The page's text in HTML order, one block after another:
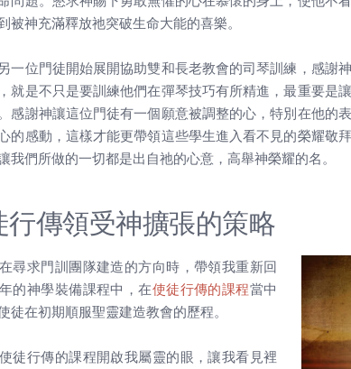
被神充滿釋放祂突破生命大能的喜樂。
一位門徒開始展開協助雙和長老教會的司琴訓練，感謝
就是不只是要訓練他們在彈琴技巧有所精進，最重要是
感謝神讓這位門徒有一個願意被調整的心，特別在他的
的感動，這樣才能更帶領這些學生進入看不見的榮耀敬
我們所做的一切都是出自祂的心意，高舉神榮耀的名。
行傳領受神擴張的策略
尋求門訓團隊建造的方向時，帶領我重新回
的神學裝備課程中，在使徒行傳的課程當中
徒在初期順服聖靈建造教會的歷程。
徒行傳的課程開啟我屬靈的眼，讓我看見裡